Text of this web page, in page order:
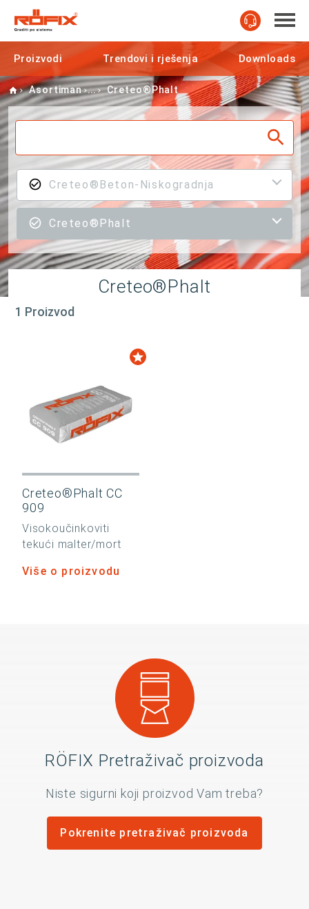
Proizvodi Trendovi i rješenja Downloads
Home
Asortiman Creteo®Phalt
Creteo®Beton-Niskogradnja
Creteo®Phalt
Creteo®Phalt
1 Proizvod
Creteo®Phalt CC
909
Visokoučinkoviti
tekući malter/mort
Više o proizvodu
RÖFIX Pretraživač proizvoda
Niste sigurni koji proizvod Vam treba?
Pokrenite pretraživač proizvoda